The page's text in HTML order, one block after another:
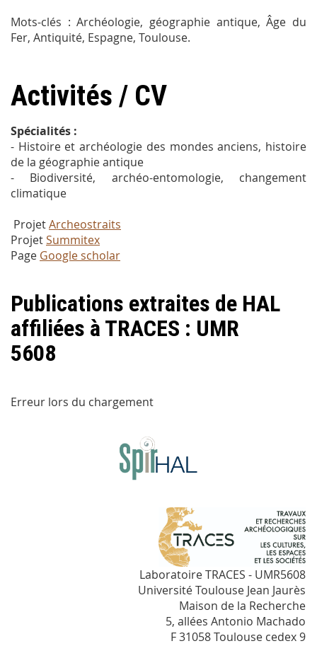
Mots-clés : Archéologie, géographie antique, Âge du
Fer, Antiquité, Espagne, Toulouse.
Activités / CV
Spécialités :
- Histoire et archéologie des mondes anciens, histoire
de la géographie antique
- Biodiversité, archéo-entomologie, changement
climatique
ProjetArcheostraits
ProjetSummitex
Page Google scholar
Publications extraites de HAL
affiliées à TRACES : UMR
5608
Erreur lors du chargement
Laboratoire TRACES - UMR5608
Université Toulouse Jean Jaurès
Maison de la Recherche
5, allées Antonio Machado
F 31058 Toulouse cedex 9